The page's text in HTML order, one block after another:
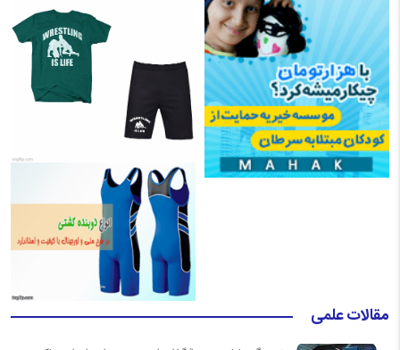
مقالات علمی